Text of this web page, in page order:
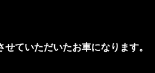
ていただいたお車になります。